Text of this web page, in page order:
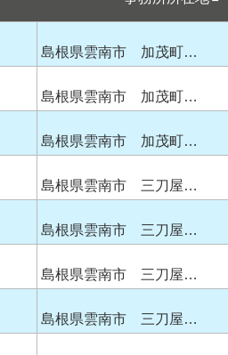
島根県雲南市 加茂町…
島根県雲南市 加茂町…
島根県雲南市 加茂町…
島根県雲南市 三刀屋…
島根県雲南市 三刀屋…
島根県雲南市 三刀屋…
島根県雲南市 三刀屋…